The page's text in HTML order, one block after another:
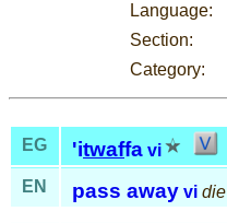
Language:
Section:
Category:
EG 'itwaffa vi
EN pass away vi die